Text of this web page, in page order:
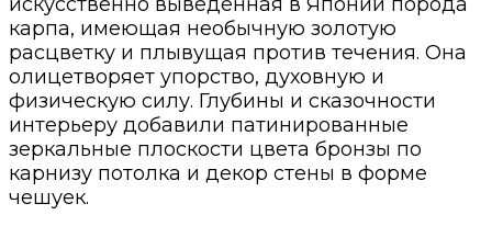
карпа, имеющая необычную золотую
расцветку и плывущая против течения. Она
олицетворяет упорство, духовную и
физическую силу. Глубины и сказочности
интерьеру добавили патинированные
зеркальные плоскости цвета бронзы по
карнизу потолка и декор стены в форме
чешуек.